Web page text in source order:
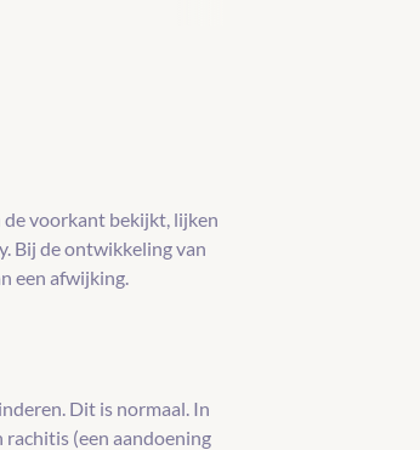
de voorkant bekijkt, lijken
Bij de ontwikkeling van
een afwijking.
Dit is normaal. In
rachitis (een aandoening